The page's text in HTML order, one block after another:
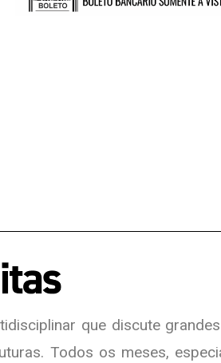
que discute
Todos os meses,